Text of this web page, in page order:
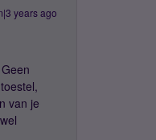
years ago
van je